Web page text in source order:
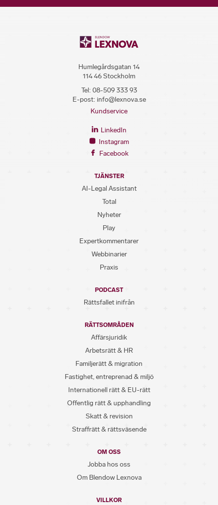
Humlegårdsgatan 14
114 46 Stockholm
Tel: 08-509 333 93
E-post: info@lexnova.se
Kundservice
LinkedIn
Instagram
Facebook
TJÄNSTER
AI-Legal Assistant
Total
Nyheter
Play
Expertkommentarer
Webbinarier
Praxis
PODCAST
Rättsfallet inifrån
RÄTTSOMRÅDEN
Affärsjuridik
Arbetsrätt & HR
Familjerätt & migration
Fastighet, entreprenad & miljö
Internationell rätt & EU-rätt
Offentlig rätt & upphandling
Skatt & revision
Straffrätt & rättsväsende
OM OSS
Jobba hos oss
Om Blendow Lexnova
VILLKOR